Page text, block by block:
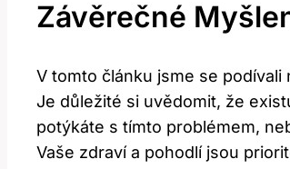
Závěrečné
V tomto článku jsme se
Je důležité si uvědomit, že
potýkáte s tímto problémem,
Vaše zdraví a pohodlí jsou